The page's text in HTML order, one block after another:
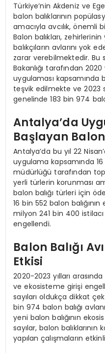
Türkiye’nin Akdeniz ve
balon balıklarının
amacıyla avcılık, önemli
Balon balıkları,
balıkçıların avlarını yok
zarar verebilmektedir. Bu
Bakanlığı tarafından
uygulaması kapsamında
teşvik edilmekte ve 2023
genelinde 183 bin 974
Antalya’da
Başlayan Balon
Antalya’da bu yıl 22
uygulama kapsamında 16
müdürlüğü tarafından
yerli türlerin korunması
balon balığı türleri için
16 bin 552 balon
milyon 241 bin 400 istilacı
engellendi.
Balon Balığı
Etkisi
2020-2023 yılları
ve ekosisteme girişi
sayıları oldukça dikkat
bin 974 balon balığı
yeni balon balığının
sayılar, balon balıklarının
yapılan çalışmaların